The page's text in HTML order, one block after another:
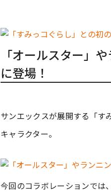
「オールスター」
に登場！
サンエックスが展開する「す
キャラクター。
今回のコラボレーションでは